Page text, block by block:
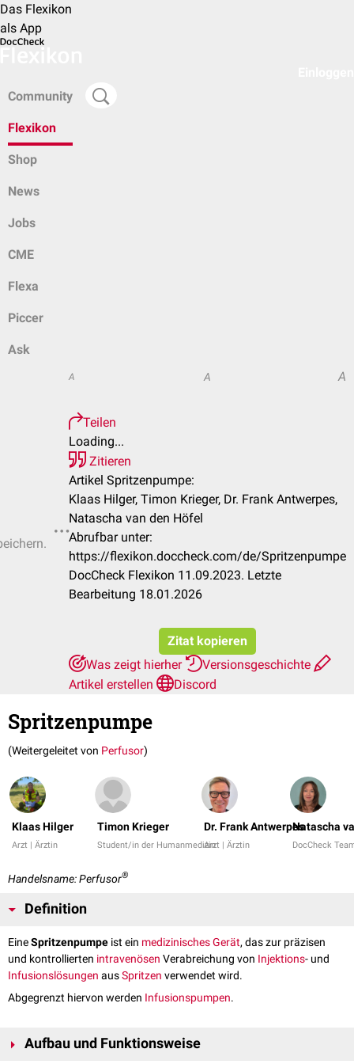
Das Flexikon
als App
Community
Flexikon
Shop
News
Jobs
CME
Flexa
Piccer
Ask
A A A
Teilen
Loading...
Zitieren
Artikel Spritzenpumpe:
Klaas Hilger, Timon Krieger, Dr. Frank Antwerpes,
Natascha van den Höfel
Abrufbar unter:
https://flexikon.doccheck.com/de/Spritzenpumpe
DocCheck Flexikon 11.09.2023. Letzte
Bearbeitung 18.01.2026
Zitat kopieren
Was zeigt hierher
Versionsgeschichte
Artikel erstellen
Discord
Spritzenpumpe
(Weitergeleitet von Perfusor)
Klaas Hilger
Arzt | Ärztin
Timon Krieger
Student/in der Humanmedizin
Dr. Frank Antwerpes
Arzt | Ärztin
Natascha
DocCheck
Handelsname: Perfusor®
Definition
EineSpritzenpumpe ist ein medizinisches Gerät, das zur präzisen
und kontrollierten intravenösen Verabreichung von Injektions- und
Infusionslösungen ausSpritzen verwendet wird.
Abgegrenzt hiervon werden Infusionspumpen.
Aufbau und Funktionsweise